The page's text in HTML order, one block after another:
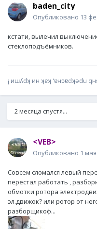
baden_city
Опубликовано 13
кстати, вылечил
стеклоподъёмников.
¡ иɯʎdʞ ин ʞɐʞ 'ɐнɔɐdʞǝdu
2 месяца спустя...
<VEB>
Опубликовано 1
Совсем сломался левый
перестал работать ,
обмотки ротора
эл.движок? или ротор от
разборщикоф...